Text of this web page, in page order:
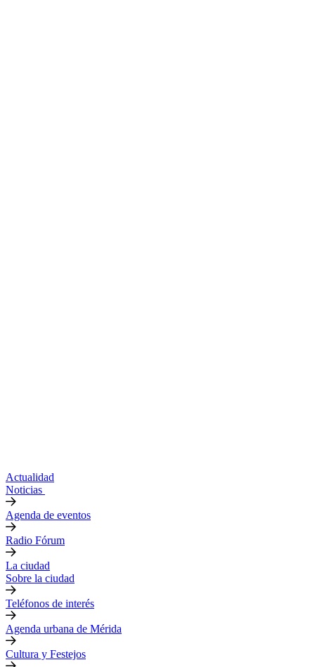
Actualidad
Noticias
Agenda de eventos
Radio Fórum
La ciudad
Sobre la ciudad
Teléfonos de interés
Agenda urbana de Mérida
Cultura y Festejos